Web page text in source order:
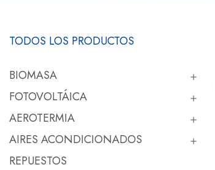
TODOS LOS PRODUCTOS
BIOMASA 
FOTOVOLTÁICA 
AEROTERMIA 
AIRES ACONDICIONADOS 
REPUESTOS